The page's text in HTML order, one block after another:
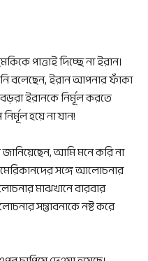
পাত্তাই দিচ্ছে না ইরান।
বলেছেন, ইরান আপনার ফাঁকা
ইরানকে নির্মূল করতে
হয়ে না যান!
জানিয়েছেন, আমি মনে করি না
সঙ্গে আলোচনার
মাঝখানে বারবার
সম্ভাবনাকে নষ্ট করে